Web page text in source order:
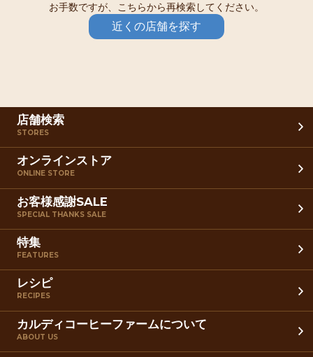
お手数ですが、こちらから再検索してください。
近くの店舗を探す
店舗検索
STORES
オンラインストア
ONLINE STORE
お客様感謝SALE
SPECIAL THANKS SALE
特集
FEATURES
レシピ
RECIPES
カルディコーヒーファームについて
ABOUT US